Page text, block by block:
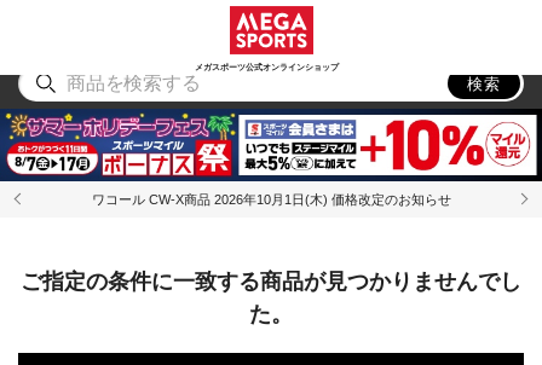
メガスポーツ公式オンラインショップ
アウトドア
検索
ワコール CW-X商品 2026年10月1日(木) 価格改定のお知らせ
ご指定の条件に一致する商品が見つかりませんでし
た。